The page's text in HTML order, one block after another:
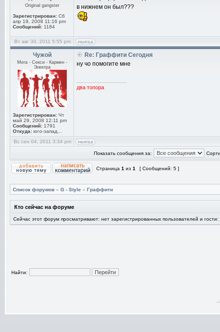
Original gangster
Зарегистрирован: Сб
апр 19, 2008 11:16 pm
Сообщений: 1184
в нижнем он был???
Вт авг 30, 2011 5:55 pm
Чужой
Мега - Секси - Кармен -
Электра
Зарегистрирован: Чт
май 29, 2008 12:11 pm
Сообщений: 1791
Откуда: юго-запад...
Re: Граффити Сегодня
ну чо помогите мне
два топора
Вс сен 04, 2011 3:34 pm
Показать сообщения за:
Страница 1 из 1 [ Сообщений: 5 ]
Список форумов » G - Style » Граффити
Кто сейчас на форуме
Сейчас этот форум просматривают: нет зарегистрированных пользователей и гости:
Найти:
--